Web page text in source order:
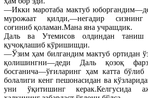
—Икки маротаба мактуб
мурожаат қилди,—негадир сизнинг
соғиниб қоламан.Мана яна учрашдик.
Даль ва Утемисов олдиндан таниш
қучоқлашиб кўришишди.
—Ўзим ҳам билгандим мактуб ортидан
қолишингни—деди Даль қозоқ
босганича—ўғиларинг ҳам катта бўлиб
болалиги кенг пешонасидан ва
уни ўқитишинг керак.Келгусида